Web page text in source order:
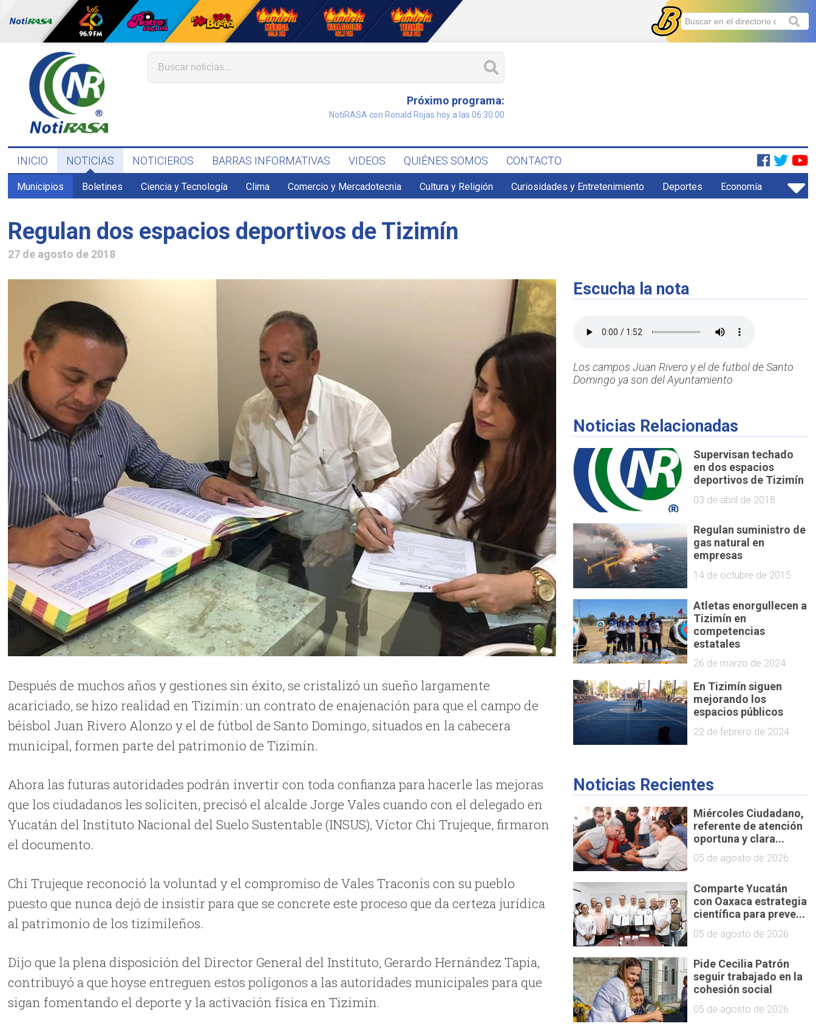
Próximo programa:
NotiRASA con Ronald Rojas hoy a las 06:30:00
INICIO NOTICIAS NOTICIEROS BARRAS INFORMATIVAS VIDEOS QUIÉNES SOMOS CONTACTO
Municipios Boletines Ciencia y Tecnología Clima Comercio y Mercadotecnia Cultura y Religión Curiosidades y Entretenimiento Deportes Economía
Regulan dos espacios deportivos de Tizimín
27 de agosto de 2018
Después de muchos años y gestiones sin éxito, se cristalizó un sueño largamente
acariciado, se hizo realidad en Tizimín: un contrato de enajenación para que el campo de
béisbol Juan Rivero Alonzo y el de fútbol de Santo Domingo, situados en la cabecera
municipal, formen parte del patrimonio de Tizimín.
Ahora las futuras autoridades podrán invertir con toda confianza para hacerle las mejoras
que los ciudadanos les soliciten, precisó el alcalde Jorge Vales cuando con el delegado en
Yucatán del Instituto Nacional del Suelo Sustentable (INSUS), Víctor Chi Trujeque, firmaron
el documento.
Chi Trujeque reconoció la voluntad y el compromiso de Vales Traconis con su pueblo
puesto que nunca dejó de insistir para que se concrete este proceso que da certeza jurídica
al patrimonio de los tizimileños.
Dijo que la plena disposición del Director General del Instituto, Gerardo Hernández Tapia,
contribuyó a que hoyse entreguen estos polígonos a las autoridades municipales para que
sigan fomentando el deporte y la activación física en Tizimín.
Escucha la nota
Los campos Juan Rivero y el de futbol de Santo
Domingo ya son del Ayuntamiento
Noticias Relacionadas
Supervisan techado
en dos espacios
deportivos de Tizimín
03 de abril de 2018
Regulan suministro de
gas natural en
empresas
14 de octubre de 2015
Atletas enorgullecen a
Tizimín en
competencias
estatales
26 de marzo de 2024
En Tizimín siguen
mejorando los
espacios públicos
22 de febrero de 2024
Noticias Recientes
Miércoles Ciudadano,
referente de atención
oportuna y clara...
05 de agosto de 2026
Comparte Yucatán
con Oaxaca estrategia
científica para preve...
05 de agosto de 2026
Pide Cecilia Patrón
seguir trabajado en la
cohesión social
05 de agosto de 2026